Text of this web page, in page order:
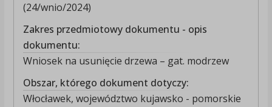
(24/wnio/2024)
Zakres przedmiotowy dokumentu - opis
dokumentu:
Wniosek na usunięcie drzewa – gat. modrzew
Obszar, którego dokument dotyczy:
Włocławek, województwo kujawsko - pomorskie